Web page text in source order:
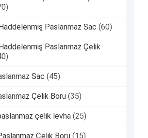
Paslanmaz Sac (60)
Paslanmaz Çelik
Sac (45)
Çelik Boru (35)
çelik levha (25)
Çelik Boru (15)